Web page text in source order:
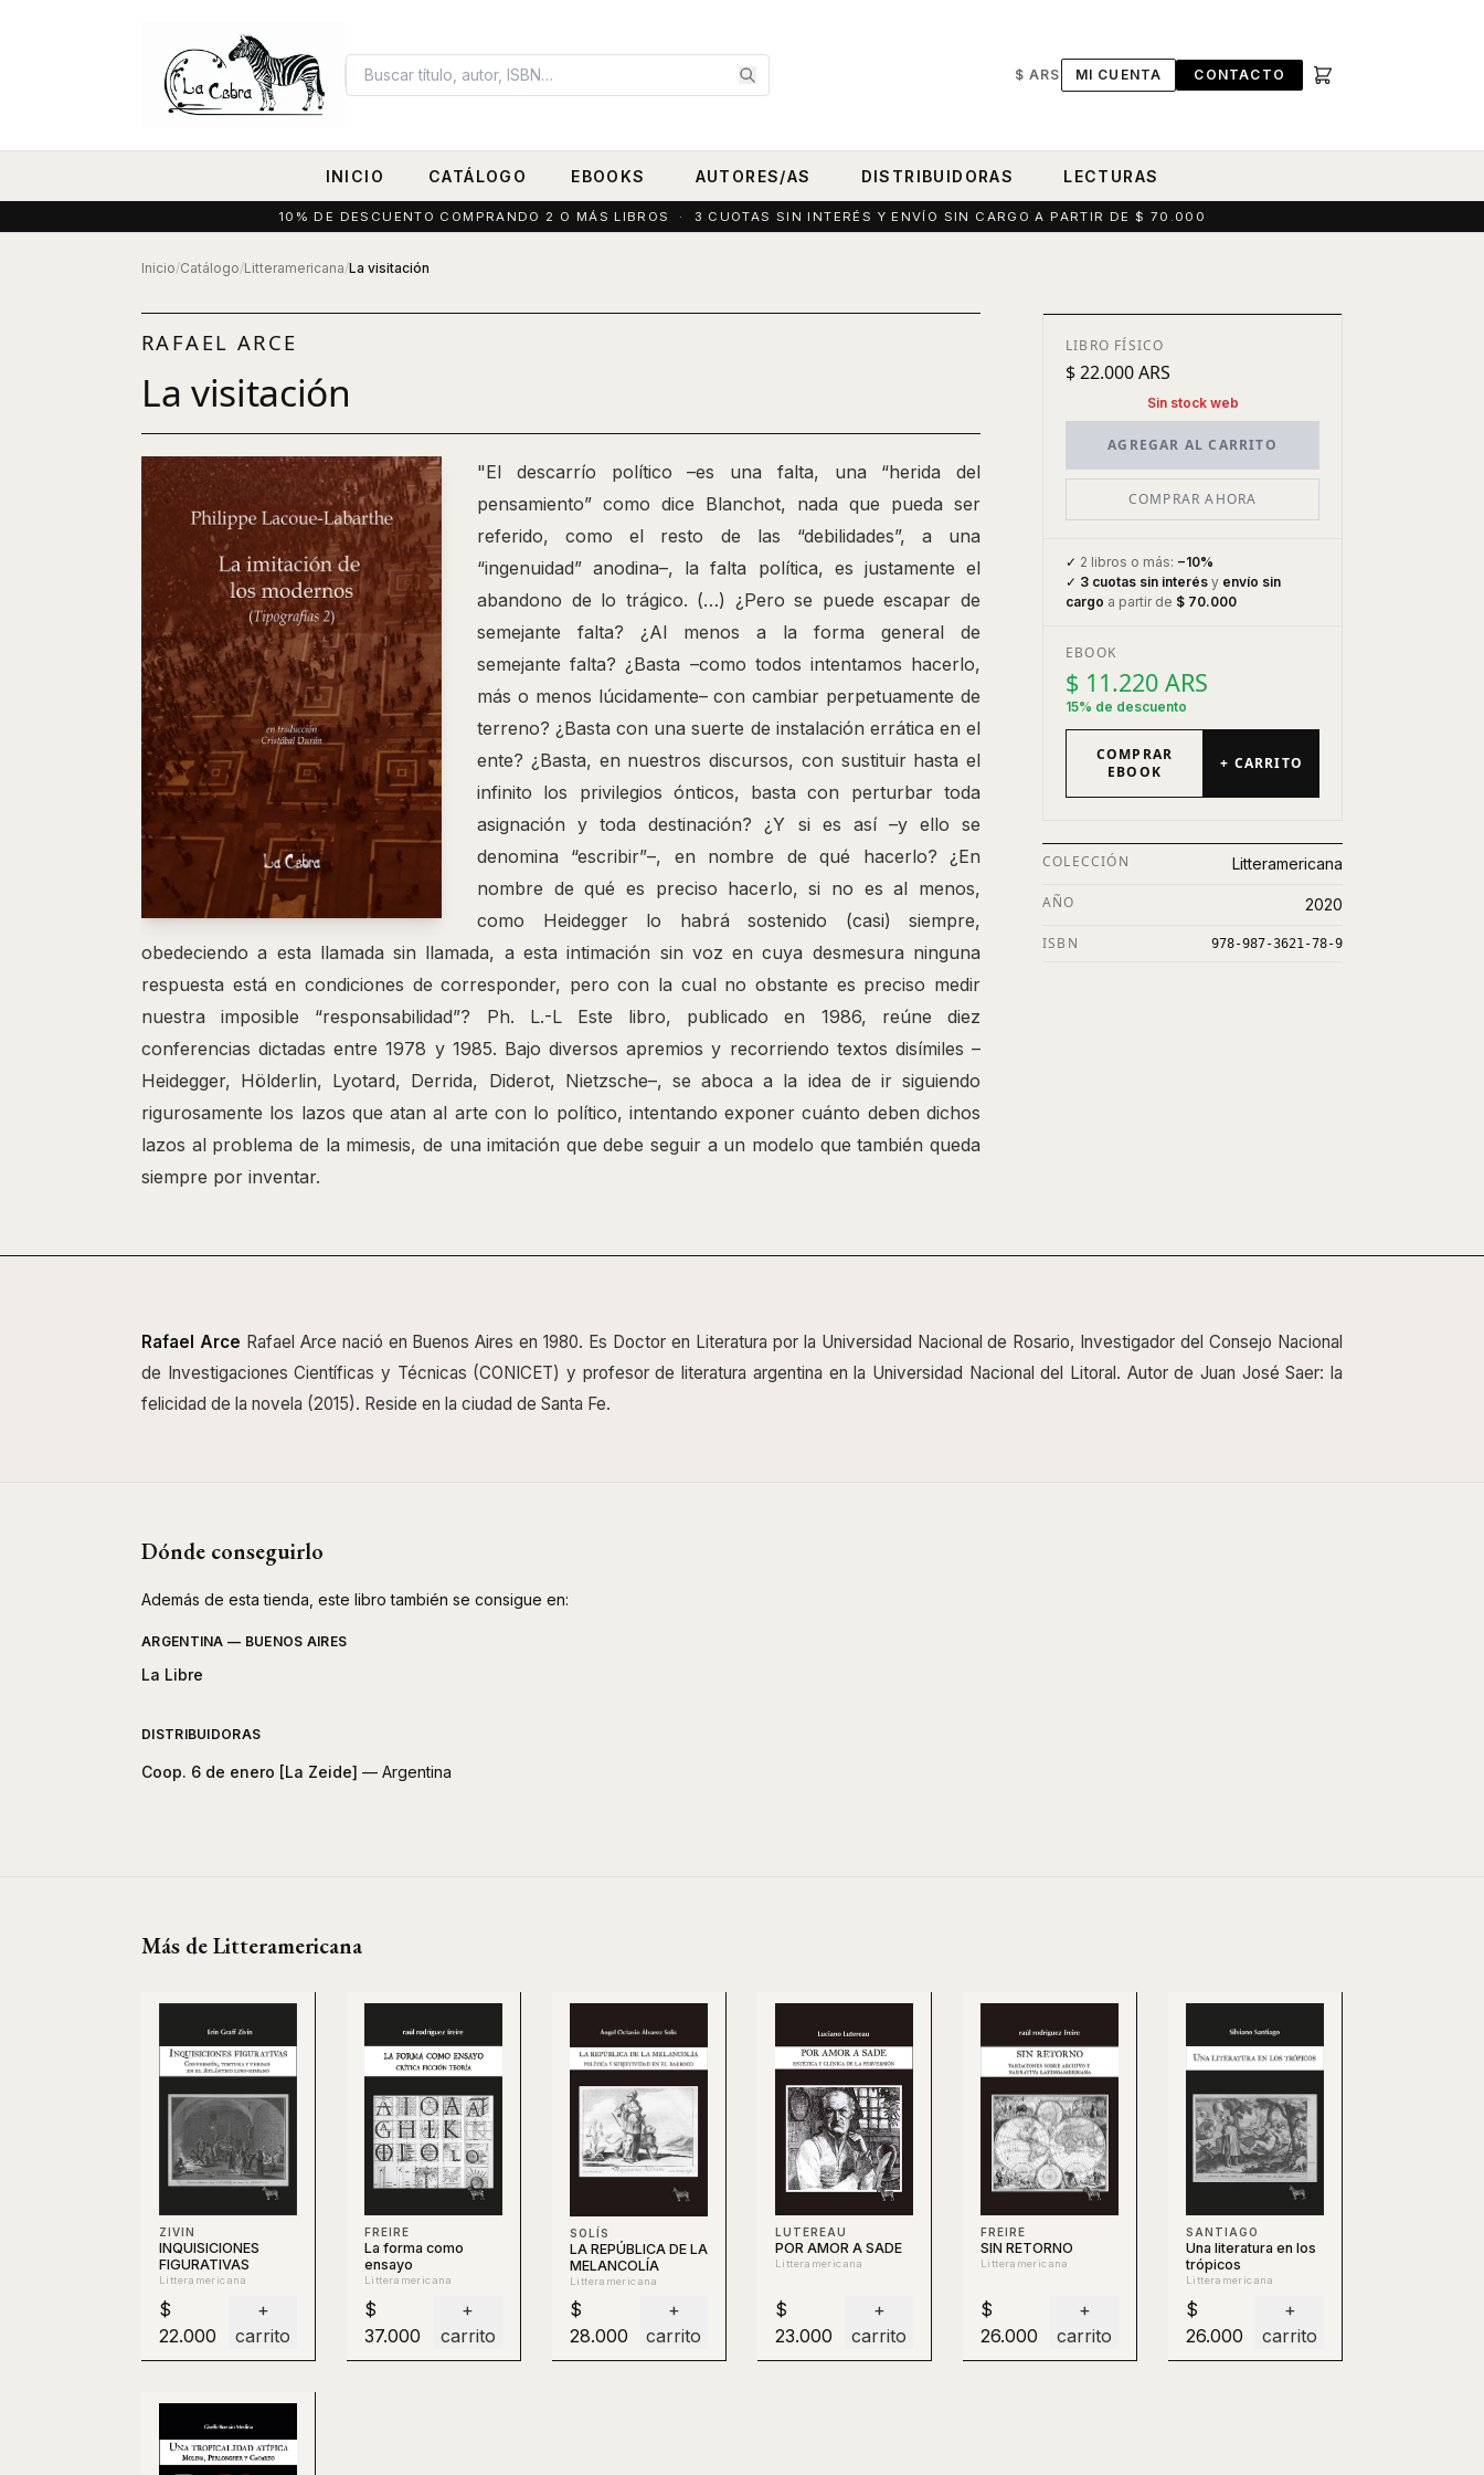
$ ARS MI CUENTA CONTACTO
INICIO CATÁLOGO EBOOKS AUTORES/AS DISTRIBUIDORAS LECTURAS
10% DE DESCUENTO COMPRANDO 2 O MÁS LIBROS · 3 CUOTAS SIN INTERÉS Y ENVÍO SIN CARGO A PARTIR DE $ 70.000
Inicio/Catálogo/Litteramericana/La visitación
RAFAEL ARCE
La visitación
"El descarrío político –es una falta, una “herida del
pensamiento” como dice Blanchot, nada que pueda ser
referido, como el resto de las “debilidades”, a una
“ingenuidad” anodina–, la falta política, es justamente el
abandono de lo trágico. (…) ¿Pero se puede escapar de
semejante falta? ¿Al menos a la forma general de
semejante falta? ¿Basta –como todos intentamos hacerlo,
más o menos lúcidamente– con cambiar perpetuamente de
terreno? ¿Basta con una suerte de instalación errática en el
ente? ¿Basta, en nuestros discursos, con sustituir hasta el
infinito los privilegios ónticos, basta con perturbar toda
asignación y toda destinación? ¿Y si es así –y ello se
denomina “escribir”–, en nombre de qué hacerlo? ¿En
nombre de qué es preciso hacerlo, si no es al menos,
como Heidegger lo habrá sostenido (casi) siempre,
obedeciendo a esta llamada sin llamada, a esta intimación sin voz en cuya desmesura ninguna
respuesta está en condiciones de corresponder, pero con la cual no obstante es preciso medir
nuestra imposible “responsabilidad”? Ph. L.-L Este libro, publicado en 1986, reúne diez
conferencias dictadas entre 1978 y 1985. Bajo diversos apremios y recorriendo textos disímiles –
Heidegger, Hölderlin, Lyotard, Derrida, Diderot, Nietzsche–, se aboca a la idea de ir siguiendo
rigurosamente los lazos que atan al arte con lo político, intentando exponer cuánto deben dichos
lazos al problema de la mimesis, de una imitación que debe seguir a un modelo que también queda
siempre por inventar.
LIBRO FÍSICO
$ 22.000 ARS
Sin stock web
AGREGAR AL CARRITO
COMPRAR AHORA
✓ 2 libros o más: −10%
✓ 3 cuotas sin interés y envío sin
cargo a partir de $ 70.000
EBOOK
$ 11.220 ARS
15% de descuento
COMPRAR
EBOOK
+ CARRITO
COLECCIÓN Litteramericana
AÑO 2020
ISBN 978-987-3621-78-9
Rafael Arce Rafael Arce nació en Buenos Aires en 1980. Es Doctor en Literatura por la Universidad Nacional de Rosario, Investigador del Consejo Nacional
de Investigaciones Científicas y Técnicas (CONICET) y profesor de literatura argentina en la Universidad Nacional del Litoral. Autor de Juan José Saer: la
felicidad de la novela (2015). Reside en la ciudad de Santa Fe.
Dónde conseguirlo
Además de esta tienda, este libro también se consigue en:
ARGENTINA — BUENOS AIRES
La Libre
DISTRIBUIDORAS
Coop. 6 de enero [La Zeide] — Argentina
Más de Litteramericana
ZIVIN
INQUISICIONES
FIGURATIVAS
Litteramericana
$
22.000
+
carrito
FREIRE
La forma como
ensayo
Litteramericana
$
37.000
+
carrito
SOLÍS
LA REPÚBLICA DE LA
MELANCOLÍA
Litteramericana
$
28.000
+
carrito
LUTEREAU
POR AMOR A SADE
Litteramericana
$
23.000
+
carrito
FREIRE
SIN RETORNO
Litteramericana
$
26.000
+
carrito
SANTIAGO
Una literatura en los
trópicos
Litteramericana
$
26.000
+
carrito